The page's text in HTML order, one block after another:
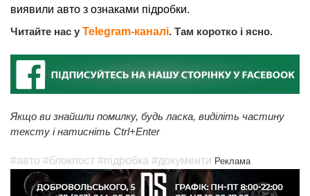
виявили авто з ознаками підробки.
Читайте нас у Telegram-каналі. Там коротко і ясно.
Якщо ви знайшли помилку, будь ласка, виділіть частину
тексту і натисніть Ctrl+Enter
#авто #блокпост #підробка #документи Реклама